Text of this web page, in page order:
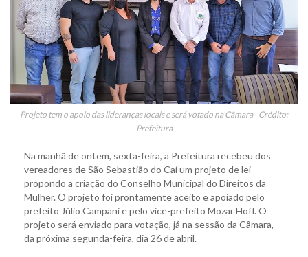
Projeto tem o apoio das lideranças locais e será votado na Câmara - Crédito:
Prefeitura
Na manhã de ontem, sexta-feira, a Prefeitura recebeu dos
vereadores de São Sebastião do Caí um projeto de lei
propondo a criação do Conselho Municipal do Direitos da
Mulher. O projeto foi prontamente aceito e apoiado pelo
prefeito Júlio Campani e pelo vice-prefeito Mozar Hoff. O
projeto será enviado para votação, já na sessão da Câmara,
da próxima segunda-feira, dia 26 de abril.